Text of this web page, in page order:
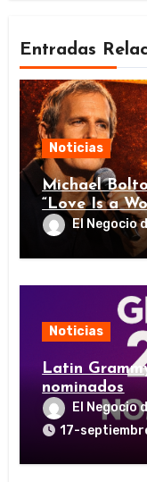
Entradas
Noticias
Michael
“Love Is a
El Negocio
Noticias
Latin
nominados
El Negocio
17-